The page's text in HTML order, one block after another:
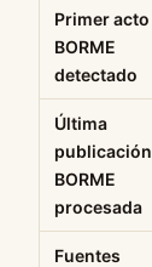
Primer acto
BORME
detectado
Última
publicación
BORME
procesada
Fuentes